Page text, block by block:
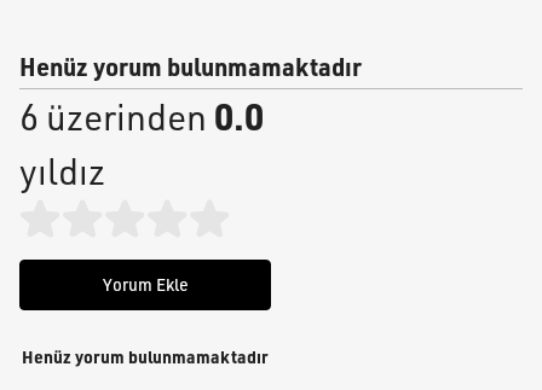
Henüz yorum bulunmamaktadır
6 üzerinden 0.0
yıldız
Yorum Ekle
Henüz yorum bulunmamaktadır